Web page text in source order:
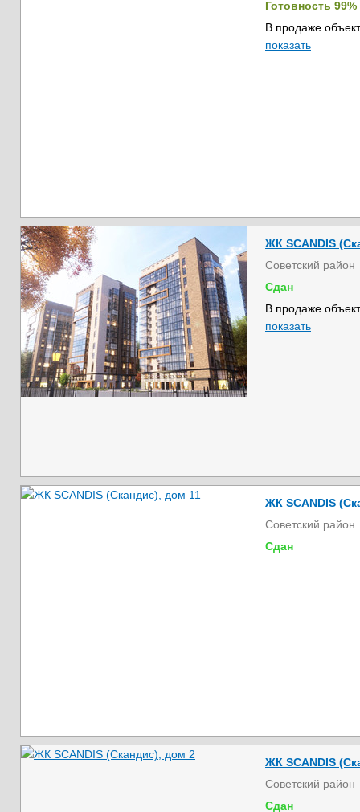
Готовность 99%
В продаже
показать
ЖК SCANDIS
Советский район
Сдан
В продаже
показать
ЖК SCANDIS
Советский район
Сдан
ЖК SCANDIS
Советский район
Сдан